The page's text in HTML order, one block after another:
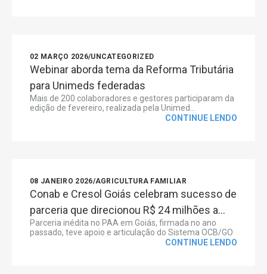
02 MARÇO 2026/UNCATEGORIZED
Webinar aborda tema da Reforma Tributária
para Unimeds federadas
Mais de 200 colaboradores e gestores participaram da
edição de fevereiro, realizada pela Unimed...
CONTINUE LENDO
08 JANEIRO 2026/AGRICULTURA FAMILIAR
Conab e Cresol Goiás celebram sucesso de
parceria que direcionou R$ 24 milhões a...
Parceria inédita no PAA em Goiás, firmada no ano
passado, teve apoio e articulação do Sistema OCB/GO
CONTINUE LENDO